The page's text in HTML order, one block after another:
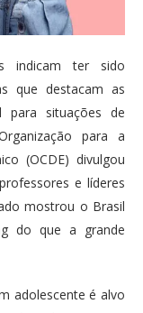
indicam ter sido
que destacam as
para situações de
para a
(OCDE) divulgou
e líderes
mostrou o Brasil
do que a grande
adolescente é alvo